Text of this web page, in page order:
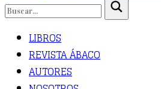
LIBROS
REVISTA ÁBACO
AUTORES